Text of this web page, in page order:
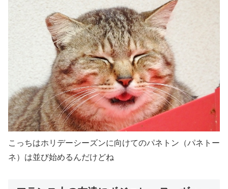
こっちはホリデーシーズンに向けてのパネトン（パネトー
ネ）は並び始めるんだけどね